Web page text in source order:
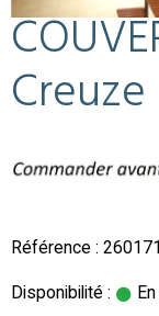
Creuze
Référence : 260171
Disponibilité :